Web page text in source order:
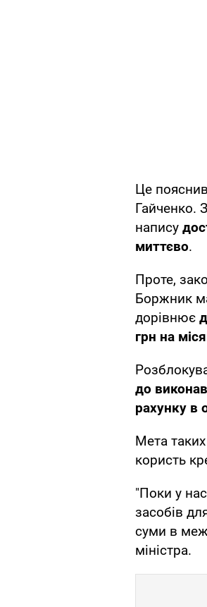
Це
Гайченко.
напису
миттєво.
Проте,
Боржник
дорівнює
грн на
до
рахунку в
Мета
користь
"Поки у
засобів
суми в
міністра.